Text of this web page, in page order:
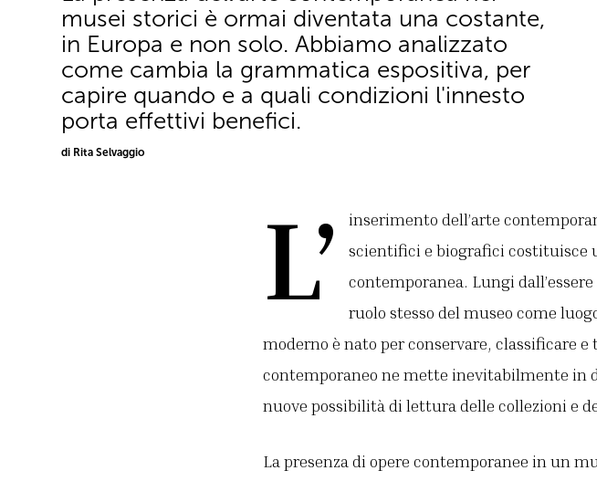
musei storici è ormai diventata una costante,
in Europa e non solo. Abbiamo analizzato
come cambia la grammatica espositiva, per
capire quando e a quali condizioni l'innesto
porta effettivi benefici.
di Rita Selvaggio
L’
inserimento dell’arte
scientifici e biografici costituisce
contemporanea. Lungi
ruolo stesso del museo come
moderno è nato per conservare, classificare
contemporaneo ne mette inevitabilmente in
nuove possibilità di lettura delle collezioni e
La presenza di opere contemporanee in un